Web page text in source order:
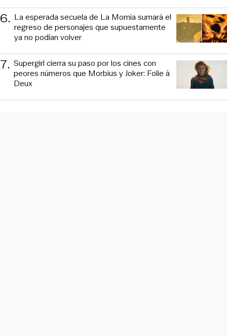
6. La esperada secuela de La Momia sumará el
regreso de personajes que supuestamente
ya no podían volver
7. Supergirl cierra su paso por los cines con
peores números que Morbius y Joker: Folie à
Deux